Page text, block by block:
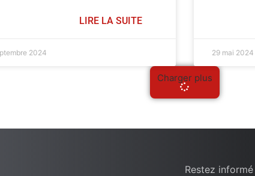
LIRE LA SUITE
2024 29 mai 2024
Charger plus
Restez